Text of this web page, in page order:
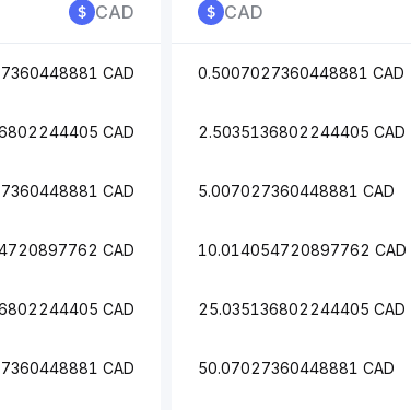
CAD
CAD
CAD
CAD
CAD
CAD
CAD
CAD
0.5007027360448881 CAD
2.5035136802244405 CAD
5.007027360448881 CAD
10.014054720897762 CAD
25.035136802244405 CAD
50.07027360448881 CAD